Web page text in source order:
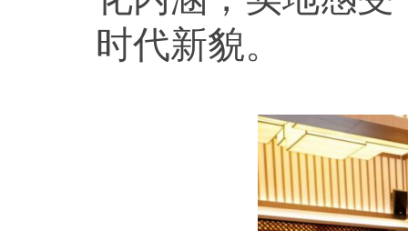
时代新貌。